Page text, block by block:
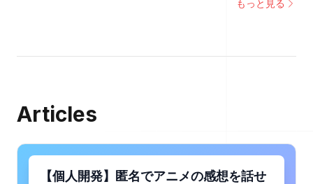
もっと見る
Articles
【個人開発】匿名でアニメの感想を話せ